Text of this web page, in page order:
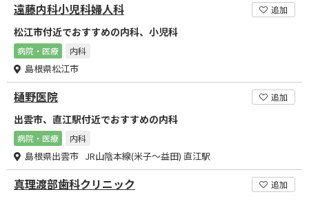
遠藤内科小児科婦人科 追加
松江市付近でおすすめの内科、小児科
病院・医療 内科
島根県松江市
樋野医院 追加
出雲市、直江駅付近でおすすめの内科
病院・医療 内科
島根県出雲市 JR山陰本線(米子～益田) 直江駅
真理渡部歯科クリニック 追加